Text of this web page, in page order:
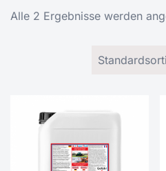
Alle 2 Ergebnisse werden